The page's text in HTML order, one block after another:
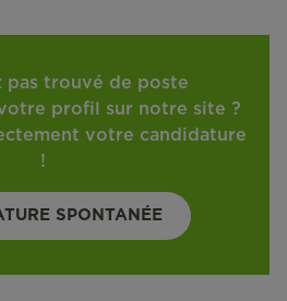
pas trouvé de poste
profil sur notre site ?
votre candidature
!
SPONTANÉE